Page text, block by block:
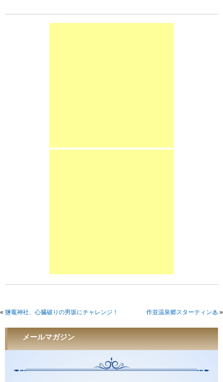
« 鹽竈神社、心臓破りの男坂にチャレンジ！ 作並温泉郷スターティン♨︎ »
メールマガジン